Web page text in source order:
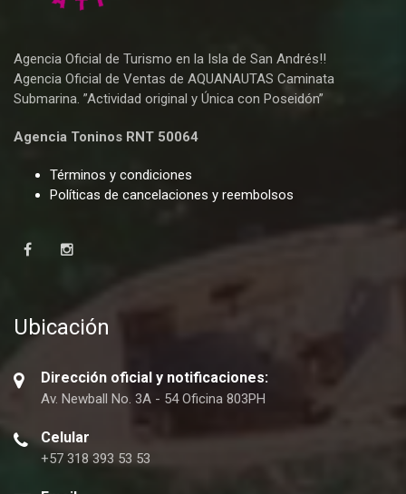
Agencia Oficial de Turismo en la Isla de San Andrés!!
Agencia Oficial de Ventas de AQUANAUTAS Caminata
Submarina. ”Actividad original y Única con Poseidón”
Agencia Toninos RNT 50064
Términos y condiciones
Políticas de cancelaciones y reembolsos
Ubicación
Dirección oficial y notificaciones:
Av. Newball No. 3A - 54 Oficina 803PH
Celular
+57 318 393 53 53